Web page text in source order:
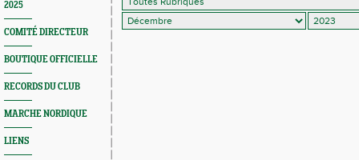
2025
COMITÉ DIRECTEUR
BOUTIQUE OFFICIELLE
RECORDS DU CLUB
MARCHE NORDIQUE
LIENS